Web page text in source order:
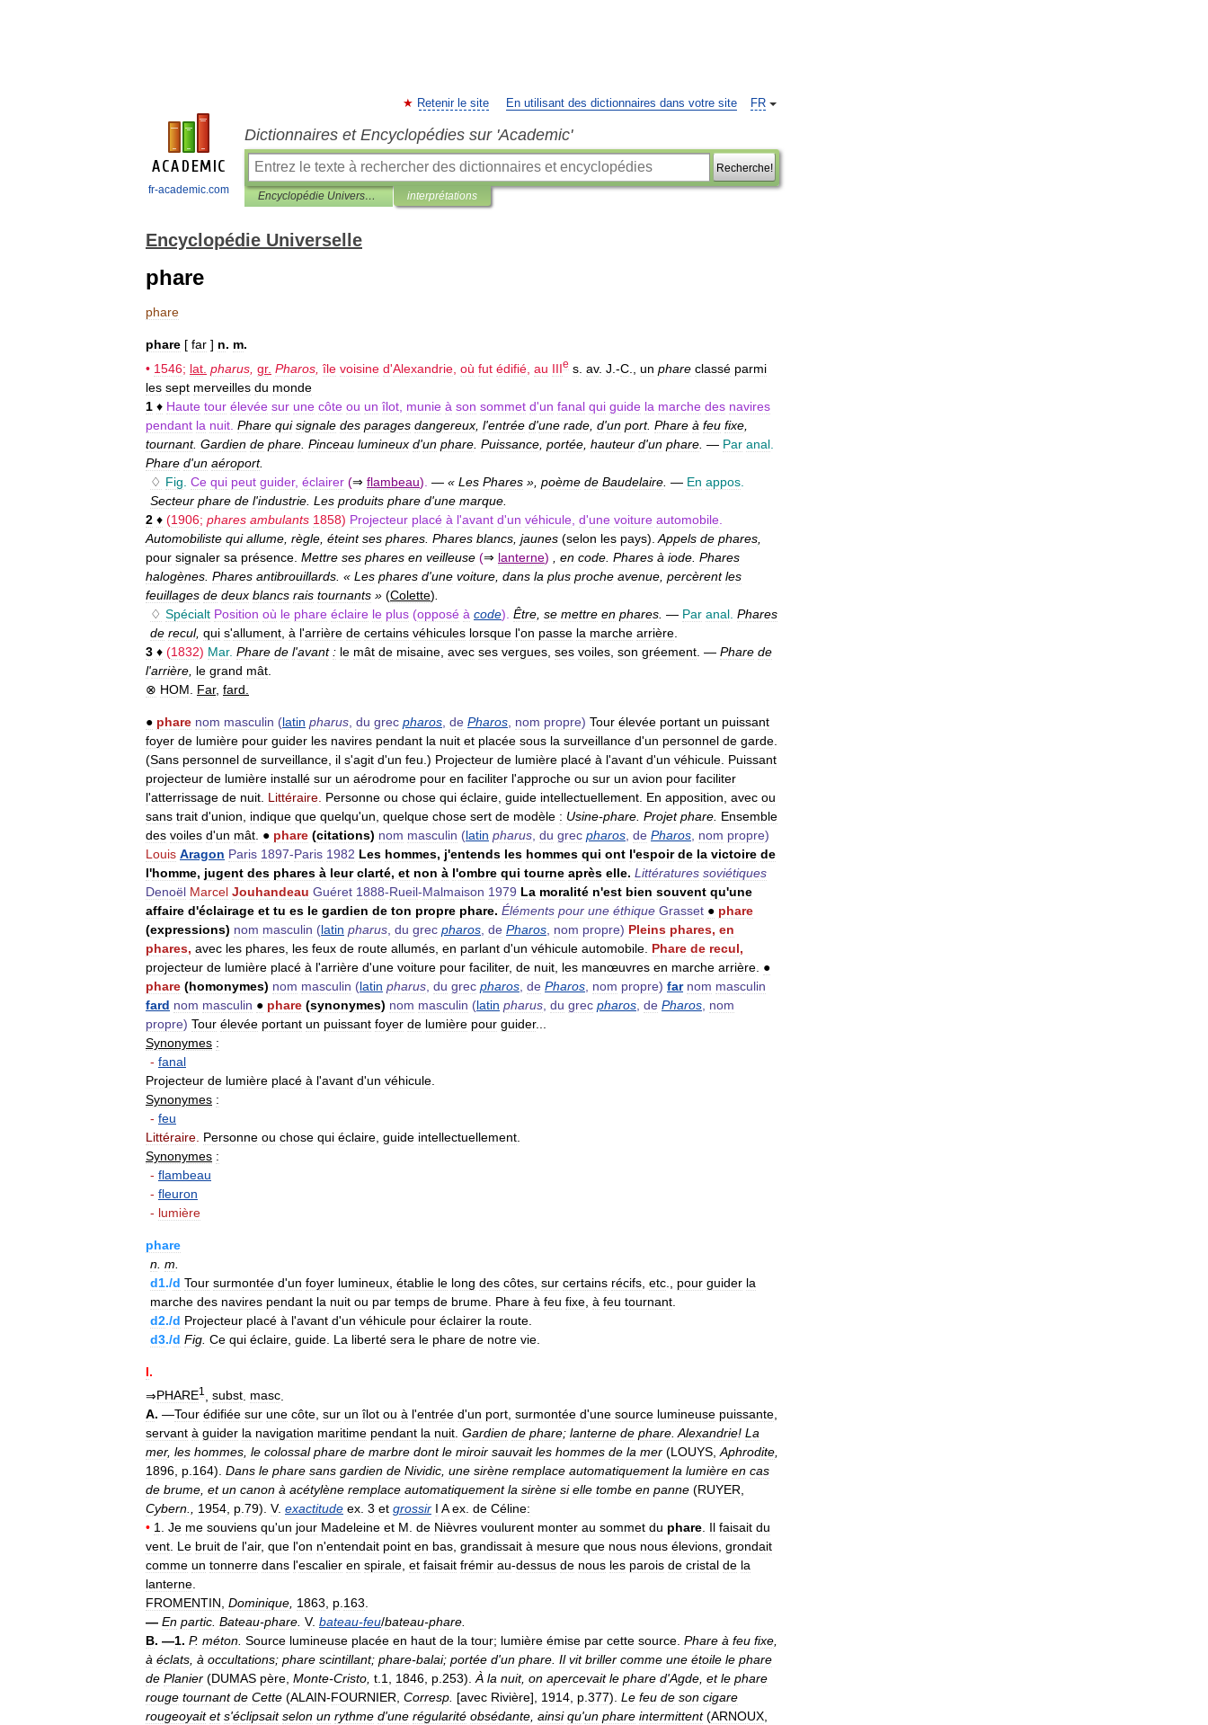
fr-academic.com
FR
Retenir le site En utilisant des dictionnaires dans votre site
Dictionnaires et Encyclopédies sur 'Academic'
Recherche!
Encyclopédie Universelle interprétations
Encyclopédie Universelle
phare
phare
phare [ far ] n. m.
• 1546; lat pharus gr. Pharos île voisine d'Alexandrie où fut édifié au IIIe s av. J .-C un phare classé parmi
les sept merveilles du monde
1 ♦ Haute tour élevée sur une côte ou un îlot munie à son sommet d'un fanal qui guide la marche des navires
pendant la nuit Phare qui signale des parages dangereux l'entrée d'une rade d'un port. Phare à feu fixe
tournant. Gardien de phare Pinceau lumineux d'un phare Puissance portée hauteur d'un phare — Par anal
Phare d'un aéroport.
♢ Fig Ce qui peut guider, éclairer (⇒ flambeau) — « Les Phares », poème de Baudelaire — En appos
Secteur phare de l'industrie Les produits phare d'une marque
2 ♦ (1906; phares ambulants 1858) Projecteur placé à l'avant d'un véhicule d'une voiture automobile
Automobiliste qui allume règle éteint ses phares Phares blancs jaunes (selon les pays). Appels de phares
pour signaler sa présence Mettre ses phares en veilleuse (⇒ lanterne) en code Phares à iode Phares
halogènes Phares antibrouillards . « Les phares d'une voiture dans la plus proche avenue percèrent les
feuillages de deux blancs rais tournants » (Colette)
♢ Spécialt Position où le phare éclaire le plus (opposé à code). Être se mettre en phares — Par anal Phares
de recul, qui s'allument à l'arrière de certains véhicules lorsque l'on passe la marche arrière
3 ♦ (1832) Mar. Phare de l'avant : le mât de misaine avec ses vergues ses voiles son gréement . — Phare de
l'arrière le grand mât
⊗ HOM Far, fard
● phare nom masculin (latin pharus du grec pharos de Pharos nom propre) Tour élevée portant un puissant
foyer de lumière pour guider les navires pendant la nuit et placée sous la surveillance d'un personnel de garde
(Sans personnel de surveillance il s'agit d'un feu .) Projecteur de lumière placé à l'avant d'un véhicule Puissant
projecteur de lumière installé sur un aérodrome pour en faciliter l'approche ou sur un avion pour faciliter
l'atterrissage de nuit Littéraire Personne ou chose qui éclaire guide intellectuellement En apposition avec ou
sans trait d'union indique que quelqu'un quelque chose sert de modèle : Usine-phare Projet phare Ensemble
des voiles d'un mât ● phare (citations) nom masculin (latin pharus du grec pharos de Pharos nom propre)
Louis Aragon Paris 1897-Paris 1982 Les hommes, j'entends les hommes qui ont l'espoir de la victoire de
l'homme, jugent des phares à leur clarté, et non à l'ombre qui tourne après elle. Littératures soviétiques
Denoël Marcel Jouhandeau Guéret 1888-Rueil-Malmaison 1979 La moralité n'est bien souvent qu'une
affaire d'éclairage et tu es le gardien de ton propre phare. Éléments pour une éthique Grasset ● phare
(expressions) nom masculin (latin pharus du grec pharos de Pharos nom propre) Pleins phares, en
phares, avec les phares les feux de route allumés en parlant d'un véhicule automobile Phare de recul,
projecteur de lumière placé à l'arrière d'une voiture pour faciliter, de nuit les manœuvres en marche arrière ●
phare (homonymes) nom masculin (latin pharus du grec pharos de Pharos nom propre) far nom masculin
fard nom masculin ● phare (synonymes) nom masculin (latin pharus du grec pharos de Pharos nom
propre) Tour élevée portant un puissant foyer de lumière pour guider...
Synonymes :
- fanal
Projecteur de lumière placé à l'avant d'un véhicule
Synonymes :
- feu
Littéraire Personne ou chose qui éclaire guide intellectuellement
Synonymes :
- flambeau
- fleuron
- lumière
phare
n m
d1./d Tour surmontée d'un foyer lumineux établie le long des côtes sur certains récifs etc pour guider la
marche des navires pendant la nuit ou par temps de brume Phare à feu fixe à feu tournant
d2./d Projecteur placé à l'avant d'un véhicule pour éclairer la route
d3./d Fig Ce qui éclaire guide La liberté sera le phare de notre vie
I.
⇒PHARE1 subst masc
A. —Tour édifiée sur une côte, sur un îlot ou à l'entrée d'un port, surmontée d'une source lumineuse puissante,
servant à guider la navigation maritime pendant la nuit. Gardien de phare; lanterne de phare.Alexandrie! La
mer, les hommes, le colossal phare de marbre dont le miroir sauvait les hommes de la mer (LOUYS,Aphrodite,
1896, p.164). Dans le phare sans gardien de Nividic, une sirène remplace automatiquement la lumière en cas
de brume, et un canon à acétylène remplace automatiquement la sirène si elle tombe en panne (RUYER,
Cybern., 1954, p.79). V. exactitude ex. 3 et grossir I A ex. de Céline:
• 1. Je me souviens qu'un jour Madeleine et M. de Nièvres voulurent monter au sommet du phare. Il faisait du
vent. Le bruit de l'air, que l'on n'entendait point en bas, grandissait à mesure que nous nous élevions, grondait
comme un tonnerre dans l'escalier en spirale, et faisait frémir au-dessus de nous les parois de cristal de la
lanterne.
FROMENTIN, Dominique, 1863, p.163.
— En partic. Bateau-phare. V. bateau-feu/bateau-phare.
B. —1. P. méton. Source lumineuse placée en haut de la tour; lumière émise par cette source. Phare à feu fixe,
à éclats, à occultations; phare scintillant; phare-balai; portée d'un phare. Il vit briller comme une étoile le phare
de Planier (DUMAS père, Monte-Cristo, t.1, 1846, p.253).À la nuit, on apercevait le phare d'Agde, et le phare
rouge tournant de Cette (ALAIN-FOURNIER, Corresp. [avec Rivière], 1914, p.377). Le feu de son cigare
rougeoyait et s'éclipsait selon un rythme d'une régularité obsédante, ainsi qu'un phare intermittent(ARNOUX,